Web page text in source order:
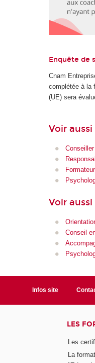
Enquête de
Cnam
complétée à la
(UE) sera
Voir
Voir
Conseil
Infos site
LES
Les
La